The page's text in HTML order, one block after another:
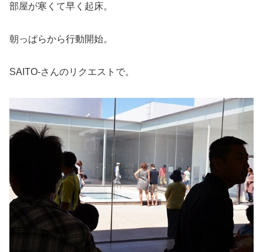
部屋が寒くて早く起床。
朝っぱらから行動開始。
SAITO-さんのリクエストで。